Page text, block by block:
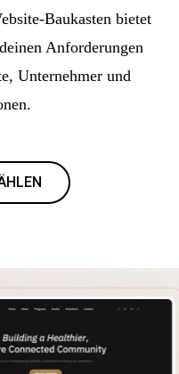
Baukasten bietet
Anforderungen
Unternehmer und